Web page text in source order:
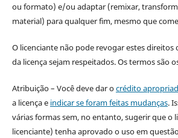
ou formato) e/ou adaptar (remixar,
material) para qualquer fim, mesmo que
O licenciante não pode revogar estes direitos
da licença sejam respeitados. Os termos são
Atribuição – Você deve dar ocrédito
a licença e indicar se foram feitas mudanças.
várias formas sem, no entanto, sugerir que o
licenciante) tenha aprovado o uso em